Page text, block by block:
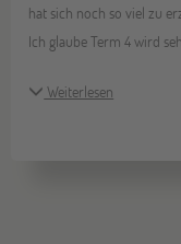
hat sich noch so viel zu
Ich glaube Term 4 wird
Weiterlesen